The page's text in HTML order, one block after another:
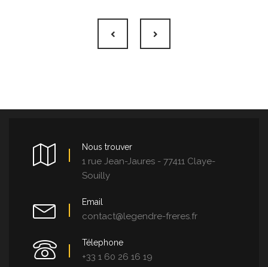
Nous trouver
1 rue Jean-Jaures - 77411 Claye-
Souilly
Email
contact@legendre-freres.fr
Télephone
+33 1 60 26 16 19